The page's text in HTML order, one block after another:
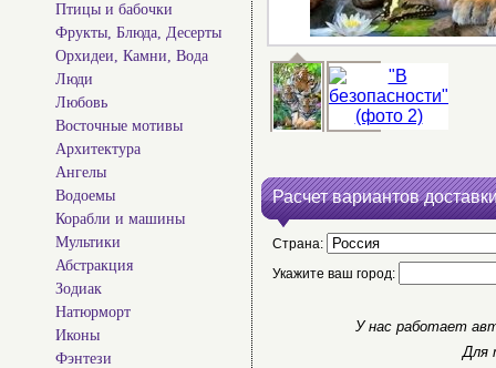
Птицы и бабочки
Фрукты, Блюда, Десерты
Орхидеи, Камни, Вода
Люди
Любовь
Восточные мотивы
Архитектура
Ангелы
Водоемы
Корабли и машины
Мультики
Абстракция
Зодиак
Натюрморт
Иконы
Фэнтези
Расчет вариантов
Страна:
Укажите ваш город:
У нас работает
Для